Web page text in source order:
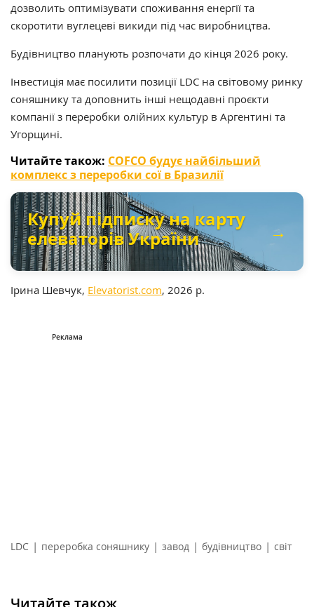
дозволить оптимізувати споживання енергії та
скоротити вуглецеві викиди під час виробництва.
Будівництво планують розпочати до кінця 2026 року.
Інвестиція має посилити позиції LDC на світовому ринку
соняшнику та доповнить інші нещодавні проєкти
компанії з переробки олійних культур в Аргентині та
Угорщині.
Читайте також: COFCO будує найбільший
комплекс з переробки сої в Бразилії
Купуй підписку на карту
елеваторів України
→
Ірина Шевчук, Elevatorist.com, 2026 р.
LDC | переробка соняшнику | завод | будівництво | світ